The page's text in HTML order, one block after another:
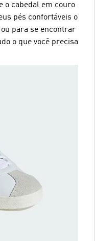
o cabedal em couro
pés confortáveis o
para se encontrar
o que você precisa